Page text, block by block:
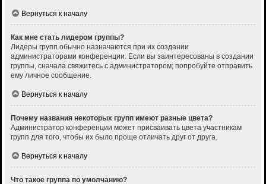
Вернуться к началу
Как мне стать лидером группы?
Лидеры групп обычно назначаются при их создании
администраторами конференции. Если вы заинтересованы в создании
группы, сначала свяжитесь с администратором; попробуйте отправить
ему личное сообщение.
Вернуться к началу
Почему названия некоторых групп имеют разные цвета?
Администратор конференции может присваивать цвета участникам
групп для того, чтобы их было проще отличать друг от друга.
Вернуться к началу
Что такое группа по умолчанию?